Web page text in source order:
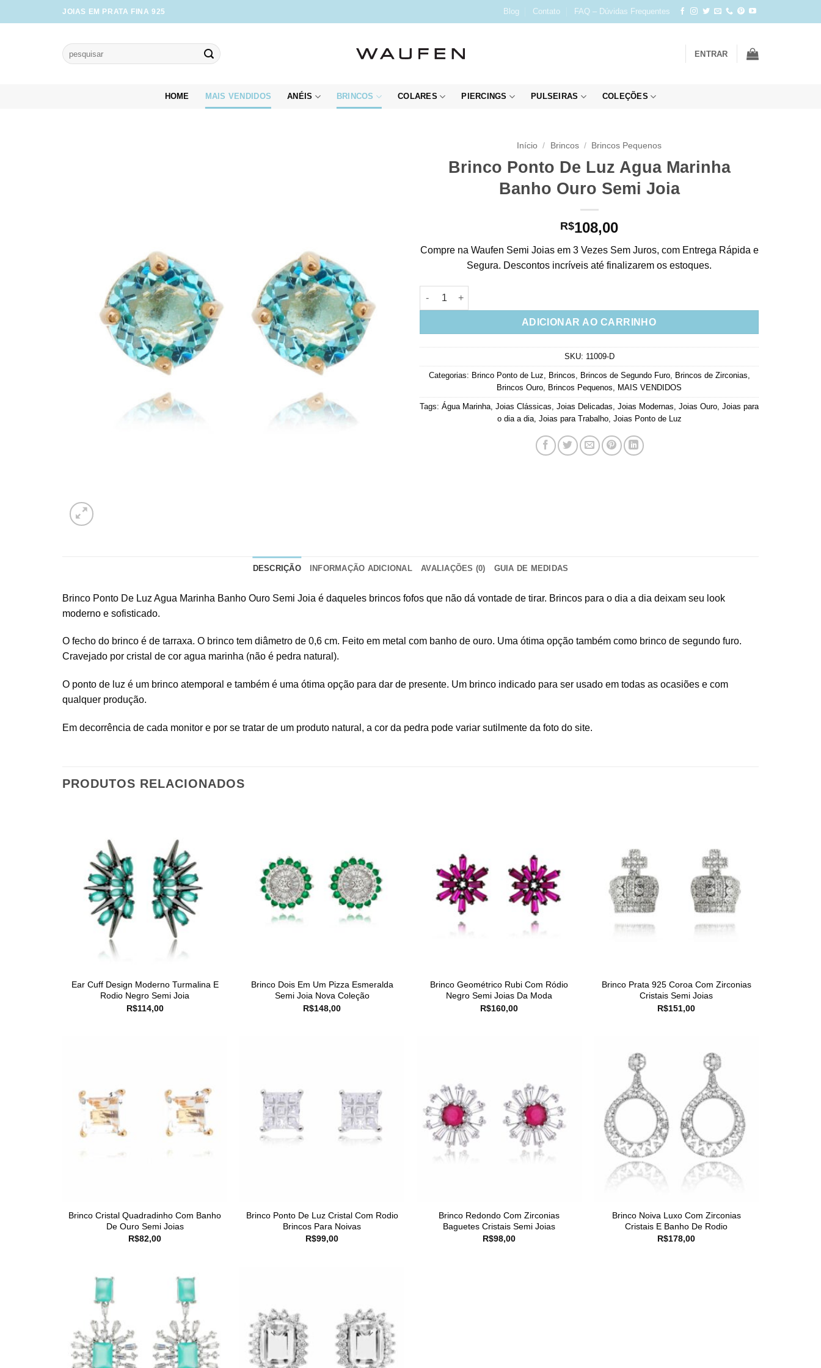
to
JOIAS EM PRATA FINA 925 Blog Contato FAQ – Dúvidas Frequentes
Pesquisar
por:
ENTRAR
HOME MAIS VENDIDOS ANÉIS BRINCOS COLARES PIERCINGS PULSEIRAS COLEÇÕES
Início / Brincos / Brincos Pequenos
Brinco Ponto De Luz Agua Marinha
Banho Ouro Semi Joia
R$108,00
Compre na Waufen Semi Joias em 3 Vezes Sem Juros, com Entrega Rápida e
Segura. Descontos incríveis até finalizarem os estoques.
Brinco Ponto De Luz Agua Marinha Banho Ouro Semi Joia quantidade
ADICIONAR AO CARRINHO
SKU: 11009-D
Categorias: Brinco Ponto de Luz Brincos Brincos de Segundo Furo, Brincos de Zirconias
Brincos Ouro Brincos Pequenos MAIS VENDIDOS
Tags: Água Marinha Joias Clássicas Joias Delicadas Joias Modernas Joias Ouro Joias para
o dia a dia, Joias para Trabalho, Joias Ponto de Luz
DESCRIÇÃO INFORMAÇÃO ADICIONAL AVALIAÇÕES (0) GUIA DE MEDIDAS
Brinco Ponto De Luz Agua Marinha Banho Ouro Semi Joia é daqueles brincos fofos que não dá vontade de tirar. Brincos para o dia a dia deixam seu look
moderno e sofisticado.
O fecho do brinco é de tarraxa. O brinco tem diâmetro de 0,6 cm. Feito em metal com banho de ouro. Uma ótima opção também como brinco de segundo furo.
Cravejado por cristal de cor agua marinha (não é pedra natural).
O ponto de luz é um brinco atemporal e também é uma ótima opção para dar de presente. Um brinco indicado para ser usado em todas as ocasiões e com
qualquer produção.
Em decorrência de cada monitor e por se tratar de um produto natural, a cor da pedra pode variar sutilmente da foto do site.
PRODUTOS RELACIONADOS
Ear Cuff Design Moderno Turmalina E
Rodio Negro Semi Joia
R$114,00
Brinco Dois Em Um Pizza Esmeralda
Semi Joia Nova Coleção
R$148,00
Brinco Geométrico Rubi Com Ródio
Negro Semi Joias Da Moda
R$160,00
Brinco Prata 925 Coroa Com Zirconias
Cristais Semi Joias
R$151,00
Brinco Cristal Quadradinho Com Banho
De Ouro Semi Joias
R$82,00
Brinco Ponto De Luz Cristal Com Rodio
Brincos Para Noivas
R$99,00
Brinco Redondo Com Zirconias
Baguetes Cristais Semi Joias
R$98,00
Brinco Noiva Luxo Com Zirconias
Cristais E Banho De Rodio
R$178,00